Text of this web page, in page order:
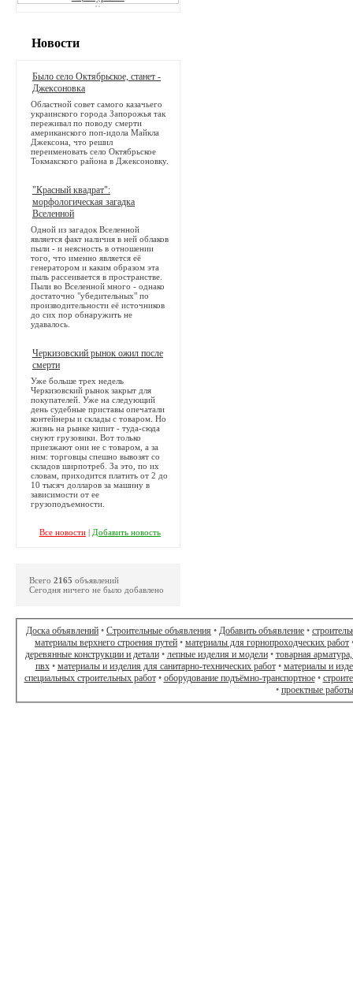
Новости
Было село Октябрьское, станет -
Джексоновка
Областной совет самого казачьего
украинского города Запорожья так
переживал по поводу смерти
американского поп-идола Майкла
Джексона, что решил
переименовать село Октябрьское
Токмакского района в Джексоновку.
"Красный квадрат":
морфологическая загадка
Вселенной
Одной из загадок Вселенной
является факт наличия в ней облаков
пыли - и неясность в отношении
того, что именно является её
генератором и каким образом эта
пыль рассеивается в пространстве.
Пыли во Вселенной много - однако
достаточно "убедительных" по
производительности её источников
до сих пор обнаружить не
удавалось.
Черкизовский рынок ожил после
смерти
Уже больше трех недель
Черкизовский рынок закрыт для
покупателей. Уже на следующий
день судебные приставы опечатали
контейнеры и склады с товаром. Но
жизнь на рынке кипит - туда-сюда
снуют грузовики. Вот только
приезжают они не с товаром, а за
ним: торговцы спешно вывозят со
складов ширпотреб. За это, по их
словам, приходится платить от 2 до
10 тысяч долларов за машину в
зависимости от ее
грузоподъемности.
Все новости| Добавить новость
Всего 2165 объявлений
Сегодня ничего не было добавлено
Доска объявлений • Строительные объявления • Добавить объявление •
материалы верхнего строения путей • материалы для горнопроходческих работ
деревянные конструкции и детали• лепные изделия и модели• товарная
пвх• материалы и изделия для санитарно-технических работ• материалы и
специальных строительных работ• оборудование подъёмно-транспортное•
• проектные работы